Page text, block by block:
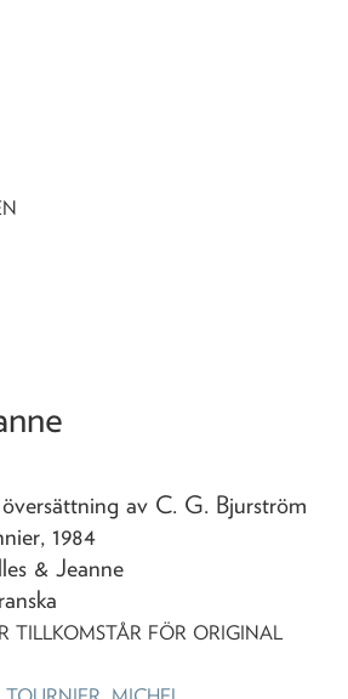
av C. G. Bjurström
1984
& Jeanne
TILLKOMSTÅR FÖR ORIGINAL